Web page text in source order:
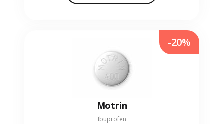
Motrin
Ibuprofen
-20%